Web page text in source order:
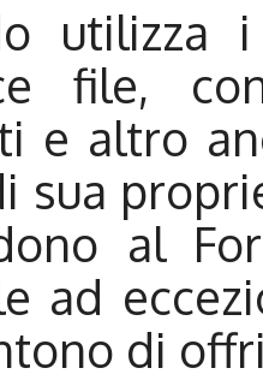
utilizza
file,
e altro
sua
al
ad
di